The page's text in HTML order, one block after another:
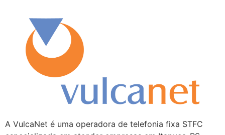
A VulcaNet é uma operadora de telefonia fixa STFC